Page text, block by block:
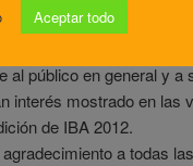
al público en general y a
interés mostrado en las
de IBA 2012.
a todas
Aceptar todo